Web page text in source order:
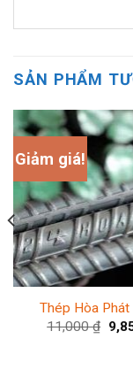
SẢN PHẨM
Giảm giá!
Thép Hòa Phát
11,000₫